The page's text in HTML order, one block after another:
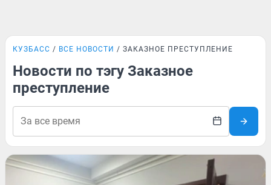
КУЗБАСС ВСЕ НОВОСТИ ЗАКАЗНОЕ ПРЕСТУПЛЕНИЕ
Новости по тэгу Заказное
преступление